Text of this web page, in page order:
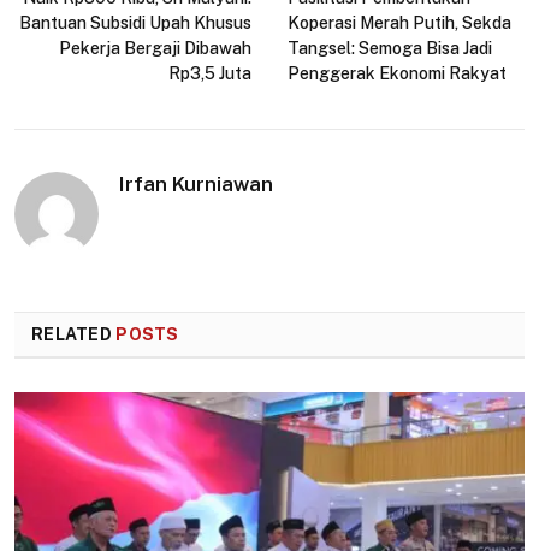
Bantuan Subsidi Upah Khusus
Pekerja Bergaji Dibawah
Rp3,5 Juta
Koperasi Merah Putih, Sekda
Tangsel: Semoga Bisa Jadi
Penggerak Ekonomi Rakyat
Irfan Kurniawan
RELATED POSTS